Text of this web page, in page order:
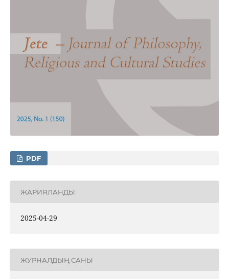
PDF
ЖАРИЯЛАНДЫ
2025-04-29
ЖУРНАЛДЫҢ САНЫ